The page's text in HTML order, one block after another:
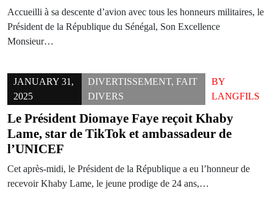
Accueilli à sa descente d’avion avec tous les honneurs militaires, le
Président de la République du Sénégal, Son Excellence
Monsieur…
JANUARY 31,
2025
DIVERTISSEMENT, FAIT
DIVERS
BY
LANGFILS
Le Président Diomaye Faye reçoit Khaby
Lame, star de TikTok et ambassadeur de
l’UNICEF
Cet après-midi, le Président de la République a eu l’honneur de
recevoir Khaby Lame, le jeune prodige de 24 ans,…